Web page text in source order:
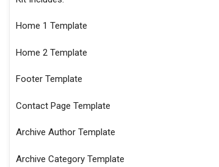
Home 1 Template
Home 2 Template
Footer Template
Contact Page Template
Archive Author Template
Archive Category Template